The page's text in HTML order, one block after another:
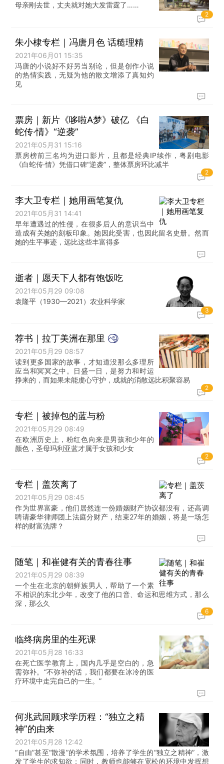
母亲刚去世，丈夫就对她大发雷霆了……
2
朱小棣专栏｜冯唐月色 话糙理精
2021年06月01 15:35
冯唐的小说好不好另当别论，但是创作小说
的热情实践，无疑为他的散文增添了真知灼
见
票房｜新片《哆啦A梦》破亿 《白
蛇传·情》“逆袭”
2021年05月31 15:16
票房榜前三名均为进口影片，且都是经典IP续作，粤剧电影
《白蛇传·情》凭借口碑“逆袭”，整体票房环比减半
2
李大卫专栏｜她用画笔复仇
2021年05月31 14:41
早年遭遇过的性侵，在很多后人的意识当中
造成有关她的刻板印象。她因此受害，也因此留名史册。然而
她的生平事迹，远比这些丰富得多
逝者｜愿天下人都有饱饭吃
2021年05月29 09:08
袁隆平（1930—2021）农业科学家
3
荐书｜拉丁美洲在那里
2021年05月29 08:57
读到更多国家的故事，才知道没那么多理所
应当和冥冥之中。日盛一日，是努力和时运
挣来的，而如果未能虔心守护，成就的消散远比积聚容易
2
专栏｜被掉包的蓝与粉
2021年05月29 08:49
在欧洲历史上，粉红色向来是男孩和少年的
颜色，圣母玛利亚蓝才属于女孩和少女
2
专栏｜盖茨离了
2021年05月29 08:45
作为世界富豪，他们居然连一份婚姻财产协议都没有，还高调
聘请豪华律师团上法庭分财产，结束27年的婚姻，将是一场怎
样的财富洗牌？
随笔｜和崔健有关的青春往事
2021年05月29 08:39
一个生在北京的朝鲜族男人，帮助了一个素
不相识的东北少年，改变了他的口音、命运和思维方式，那么
深，那么久
6
临终病房里的生死课
2021年05月28 16:33
在死亡医学教育上，国内几乎是空白的，急
需弥补。“不弥补的话，我们都要在冰冷的医
疗环境中走完自己的一生。”
何兆武回顾求学历程：“独立之精
神”的由来
2021年05月28 12:42
“自由”甚至“散漫”的学术氛围，培养了学生的“独立之精神”，激
发了学生的求知欲；同时，教师也能够在宽松的环境中发挥想